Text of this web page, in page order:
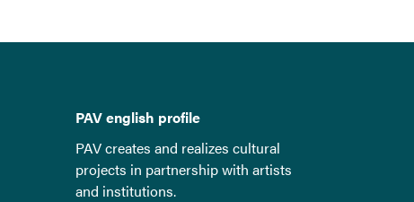
PAV english profile
PAV creates and realizes cultural
projects in partnership with artists
and institutions.